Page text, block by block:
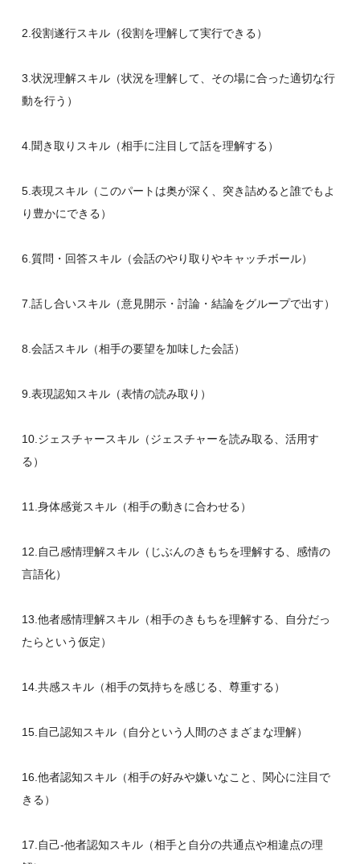
2.役割遂行スキル（役割を理解して実行できる）
3.状況理解スキル（状況を理解して、その場に合った適切な行
動を行う）
4.聞き取りスキル（相手に注目して話を理解する）
5.表現スキル（このパートは奥が深く、突き詰めると誰でもよ
り豊かにできる）
6.質問・回答スキル（会話のやり取りやキャッチボール）
7.話し合いスキル（意見開示・討論・結論をグループで出す）
8.会話スキル（相手の要望を加味した会話）
9.表現認知スキル（表情の読み取り）
10.ジェスチャースキル（ジェスチャーを読み取る、活用す
る）
11.身体感覚スキル（相手の動きに合わせる）
12.自己感情理解スキル（じぶんのきもちを理解する、感情の
言語化）
13.他者感情理解スキル（相手のきもちを理解する、自分だっ
たらという仮定）
14.共感スキル（相手の気持ちを感じる、尊重する）
15.自己認知スキル（自分という人間のさまざまな理解）
16.他者認知スキル（相手の好みや嫌いなこと、関心に注目で
きる）
17.自己‐他者認知スキル（相手と自分の共通点や相違点の理